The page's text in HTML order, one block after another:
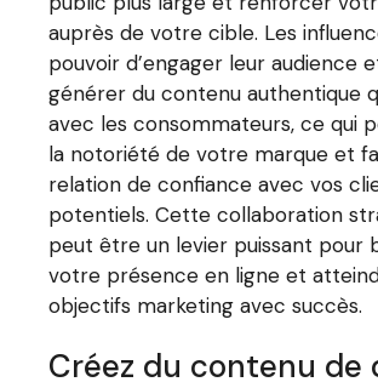
auprès de votre cible. Les
pouvoir d’engager leur audience
générer du contenu authentique
avec les consommateurs, ce qui
la notoriété de votre marque et
relation de confiance avec vos
potentiels. Cette collaboration
peut être un levier puissant pour
votre présence en ligne et
objectifs marketing avec succès.
Créez du contenu de